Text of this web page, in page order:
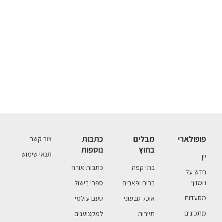
פופולארי
יין
חדש על
המדף
מסעדות
מתכונים
מבלים
בחוץ
בתי קפה
ברים ופאבים
אוכל טבעוני
תיירות
כתבות
נוספות
כתבות אורח
ספרי בישול
טעם עולמי
למקצוענים
צור קשר
תנאי שימוש